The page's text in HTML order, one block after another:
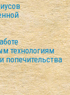
технологиям
попечительства